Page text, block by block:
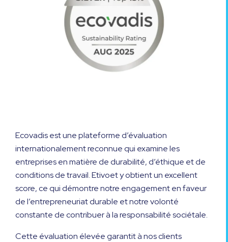
Ecovadis est une plateforme d’évaluation
internationalement reconnue qui examine les
entreprises en matière de durabilité, d’éthique et de
conditions de travail. Etivoet y obtient un excellent
score, ce qui démontre notre engagement en faveur
de l’entrepreneuriat durable et notre volonté
constante de contribuer à la responsabilité sociétale.
Cette évaluation élevée garantit à nos clients